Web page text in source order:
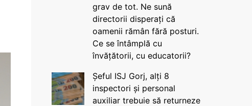
grav de tot. Ne sună
directorii disperați că
oamenii rămân fără posturi.
Ce se întâmplă cu
învățătorii, cu educatorii?
Șeful ISJ Gorj, alți 8
inspectori și personal
auxiliar trebuie să returneze